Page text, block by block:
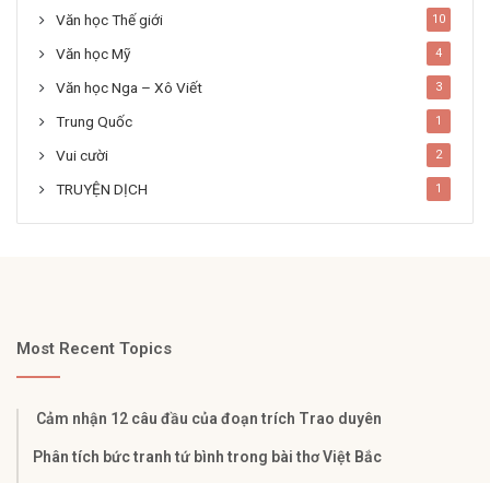
Văn học Thế giới 10
Văn học Mỹ 4
Văn học Nga – Xô Viết 3
Trung Quốc 1
Vui cười 2
TRUYỆN DỊCH 1
Most Recent Topics
Cảm nhận 12 câu đầu của đoạn trích Trao duyên
Phân tích bức tranh tứ bình trong bài thơ Việt Bắc